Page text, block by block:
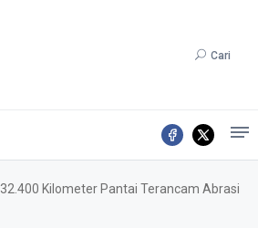
Cari
32.400 Kilometer Pantai Terancam Abrasi